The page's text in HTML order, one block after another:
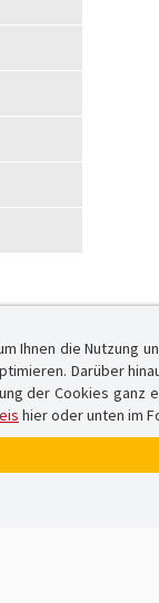
Ihnen die Nutzung
Darüber
der Cookies ganz
hier oder unten im